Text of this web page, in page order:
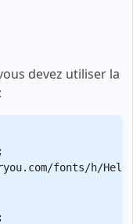
devez utiliser la
fonts/h/